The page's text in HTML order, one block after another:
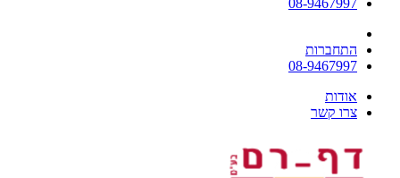
08-9467997
התחברות
08-9467997
אודות
צרו קשר